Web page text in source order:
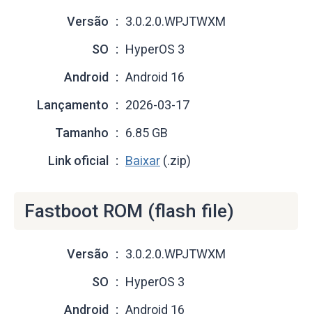
Versão
3.0.2.0.WPJTWXM
SO
HyperOS 3
Android
Android 16
Lançamento
2026-03-17
Tamanho
6.85 GB
Link oficial
Baixar (.zip)
Fastboot ROM (flash file)
Versão
3.0.2.0.WPJTWXM
SO
HyperOS 3
Android
Android 16